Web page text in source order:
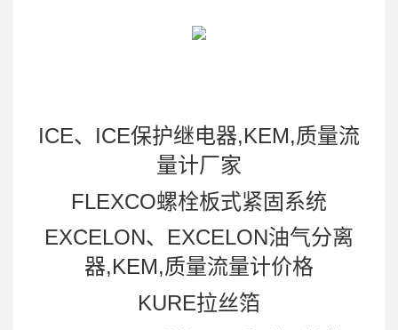
ICE、ICE保护继电器,KEM,质量流
量计厂家
FLEXCO螺栓板式紧固系统
EXCELON、EXCELON油气分离
器,KEM,质量流量计价格
KURE拉丝箔